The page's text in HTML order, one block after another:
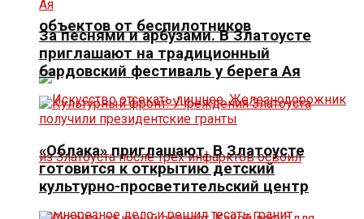
объектов от беспилотников
За песнями и арбузами. В Златоусте
приглашают на традиционный
бардовский фестиваль у берега Ая
«Облака» приглашают. В Златоусте
готовится к открытию детский
культурно-просветительский центр